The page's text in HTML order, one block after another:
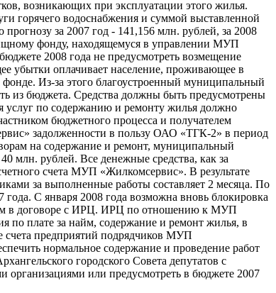
возникающих при эксплуатации этого жилья.
горячего водоснабжения и суммой выставленной
за 2007 год - 141,156 млн. рублей, за 2008
фонду, находящемуся в управлении МУП
2008 года не предусмотреть возмещение
убытки оплачивает население, проживающее в
Из-за этого благоустроенный муниципальный
из бюджета. Средства должны быть предусмотрены
услуг по содержанию и ремонту жилья должно
бюджетного процесса и получателем
задолженности в пользу ОАО «ТГК-2» в период
на содержание и ремонт, муниципальный
млн. рублей. Все денежные средства, как за
счета МУП «Жилкомсервис». В результате
за выполненные работы составляет 2 месяца. По
С января 2008 года возможна вновь блокировка
в договоре с ИРЦ. ИРЦ по отношению к МУП
по плате за найм, содержание и ремонт жилья, в
счета предприятий подрядчиков МУП
нормальное содержание и проведение работ
городского Совета депутатов с
или предусмотреть в бюджете 2007